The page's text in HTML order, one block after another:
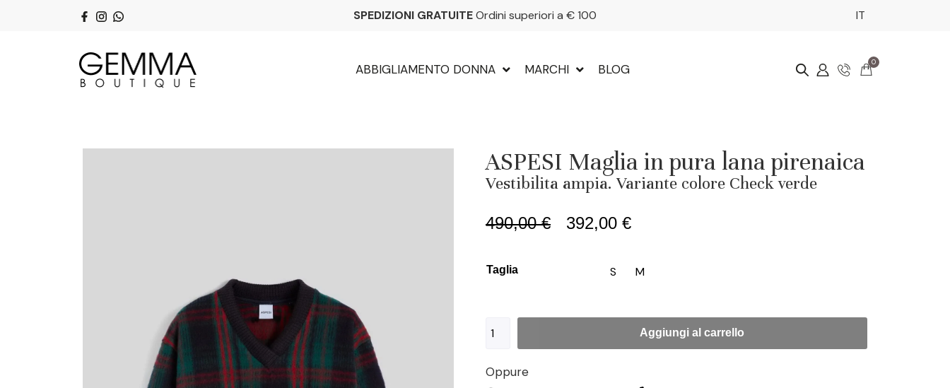
SPEDIZIONI GRATUITEOrdini superiori a € 100 IT
ABBIGLIAMENTO DONNA MARCHI BLOG 0
ASPESI Maglia in pura lana pirenaica
Vestibilita ampia. Variante colore Check verde
490,00€ 392,00 €
Taglia S M
Aggiungi al carrello
Oppure